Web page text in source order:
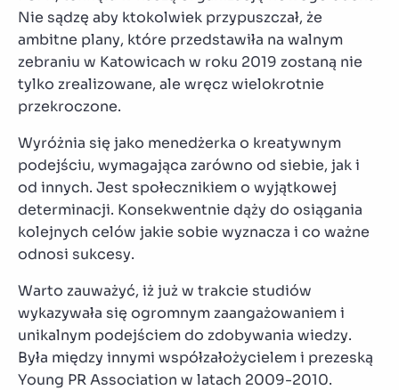
Nie sądzę aby ktokolwiek przypuszczał, że
ambitne plany, które przedstawiła na walnym
zebraniu w Katowicach w roku 2019 zostaną nie
tylko zrealizowane, ale wręcz wielokrotnie
przekroczone.
Wyróżnia się jako menedżerka o kreatywnym
podejściu, wymagająca zarówno od siebie, jak i
od innych. Jest społecznikiem o wyjątkowej
determinacji. Konsekwentnie dąży do osiągania
kolejnych celów jakie sobie wyznacza i co ważne
odnosi sukcesy.
Warto zauważyć, iż już w trakcie studiów
wykazywała się ogromnym zaangażowaniem i
unikalnym podejściem do zdobywania wiedzy.
Była między innymi współzałożycielem i prezeską
Young PR Association w latach 2009-2010.